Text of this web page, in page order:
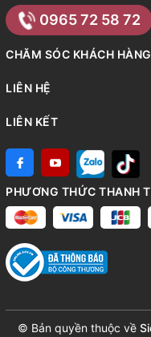
0965 72 58 72
CHĂM SÓC KHÁCH HÀNG
LIÊN HỆ
LIÊN KẾT
PHƯƠNG THỨC THANH
© Bản quyền thuộc về